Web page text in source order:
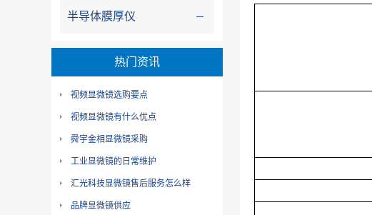
半导体膜厚仪
热门资讯
视频显微镜选购要点
视频显微镜有什么优点
舜宇金相显微镜采购
工业显微镜的日常维护
汇光科技显微镜售后服务怎么样
品牌显微镜供应